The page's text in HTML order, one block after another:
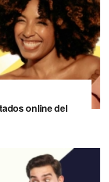
online del